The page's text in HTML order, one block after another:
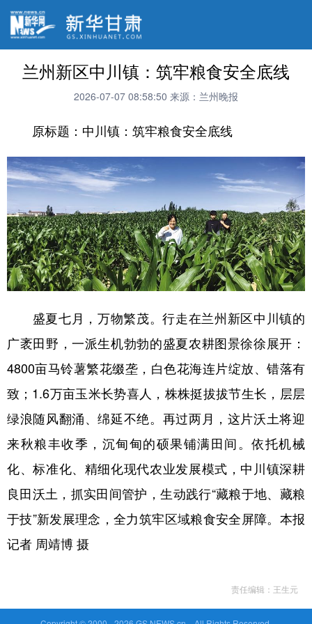
兰州新区中川镇：筑牢粮食安全底线
2026-07-07 08:58:50 来源：兰州晚报
原标题：中川镇：筑牢粮食安全底线
盛夏七月，万物繁茂。行走在兰州新区中川镇的
广袤田野，一派生机勃勃的盛夏农耕图景徐徐展开：
4800亩马铃薯繁花缀垄，白色花海连片绽放、错落有
致；1.6万亩玉米长势喜人，株株挺拔拔节生长，层层
绿浪随风翻涌、绵延不绝。再过两月，这片沃土将迎
来秋粮丰收季，沉甸甸的硕果铺满田间。依托机械
化、标准化、精细化现代农业发展模式，中川镇深耕
良田沃土，抓实田间管护，生动践行“藏粮于地、藏粮
于技”新发展理念，全力筑牢区域粮食安全屏障。本报
记者 周靖博 摄
责任编辑：王生元